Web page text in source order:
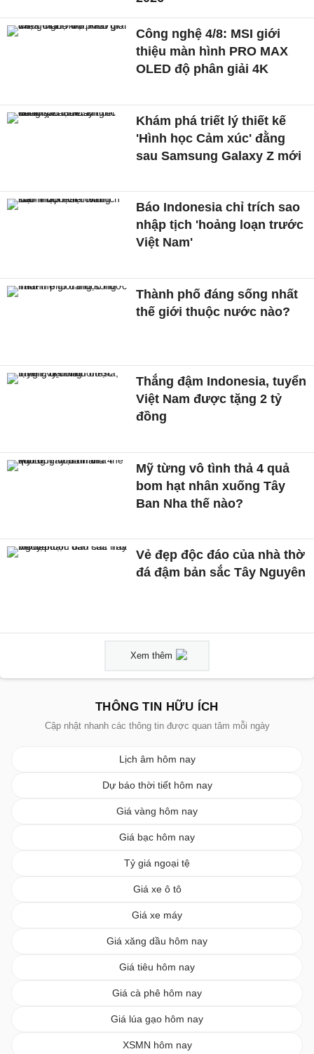
Công nghệ 4/8: MSI giới
thiệu màn hình PRO MAX
OLED độ phân giải 4K
Khám phá triết lý thiết kế
'Hình học Cảm xúc' đằng
sau Samsung Galaxy Z mới
Báo Indonesia chỉ trích sao
nhập tịch 'hoảng loạn trước
Việt Nam'
Thành phố đáng sống nhất
thế giới thuộc nước nào?
Thắng đậm Indonesia, tuyển
Việt Nam được tặng 2 tỷ
đồng
Mỹ từng vô tình thả 4 quả
bom hạt nhân xuống Tây
Ban Nha thế nào?
Vẻ đẹp độc đáo của nhà thờ
đá đậm bản sắc Tây Nguyên
Xem thêm
THÔNG TIN HỮU ÍCH
Cập nhật nhanh các thông tin được quan tâm mỗi ngày
Lịch âm hôm nay
Dự báo thời tiết hôm nay
Giá vàng hôm nay
Giá bạc hôm nay
Tỷ giá ngoại tệ
Giá xe ô tô
Giá xe máy
Giá xăng dầu hôm nay
Giá tiêu hôm nay
Giá cà phê hôm nay
Giá lúa gạo hôm nay
XSMN hôm nay